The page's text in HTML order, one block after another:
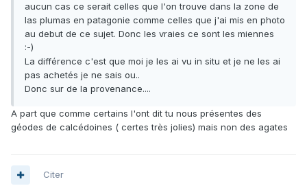
aucun cas ce serait celles que l'on trouve dans la zone de
las plumas en patagonie comme celles que j'ai mis en photo
au debut de ce sujet. Donc les vraies ce sont les miennes
:-)
La différence c'est que moi je les ai vu in situ et je ne les ai
pas achetés je ne sais ou..
Donc sur de la provenance....
A part que comme certains l'ont dit tu nous présentes des
géodes de calcédoines ( certes très jolies) mais non des agates
Citer